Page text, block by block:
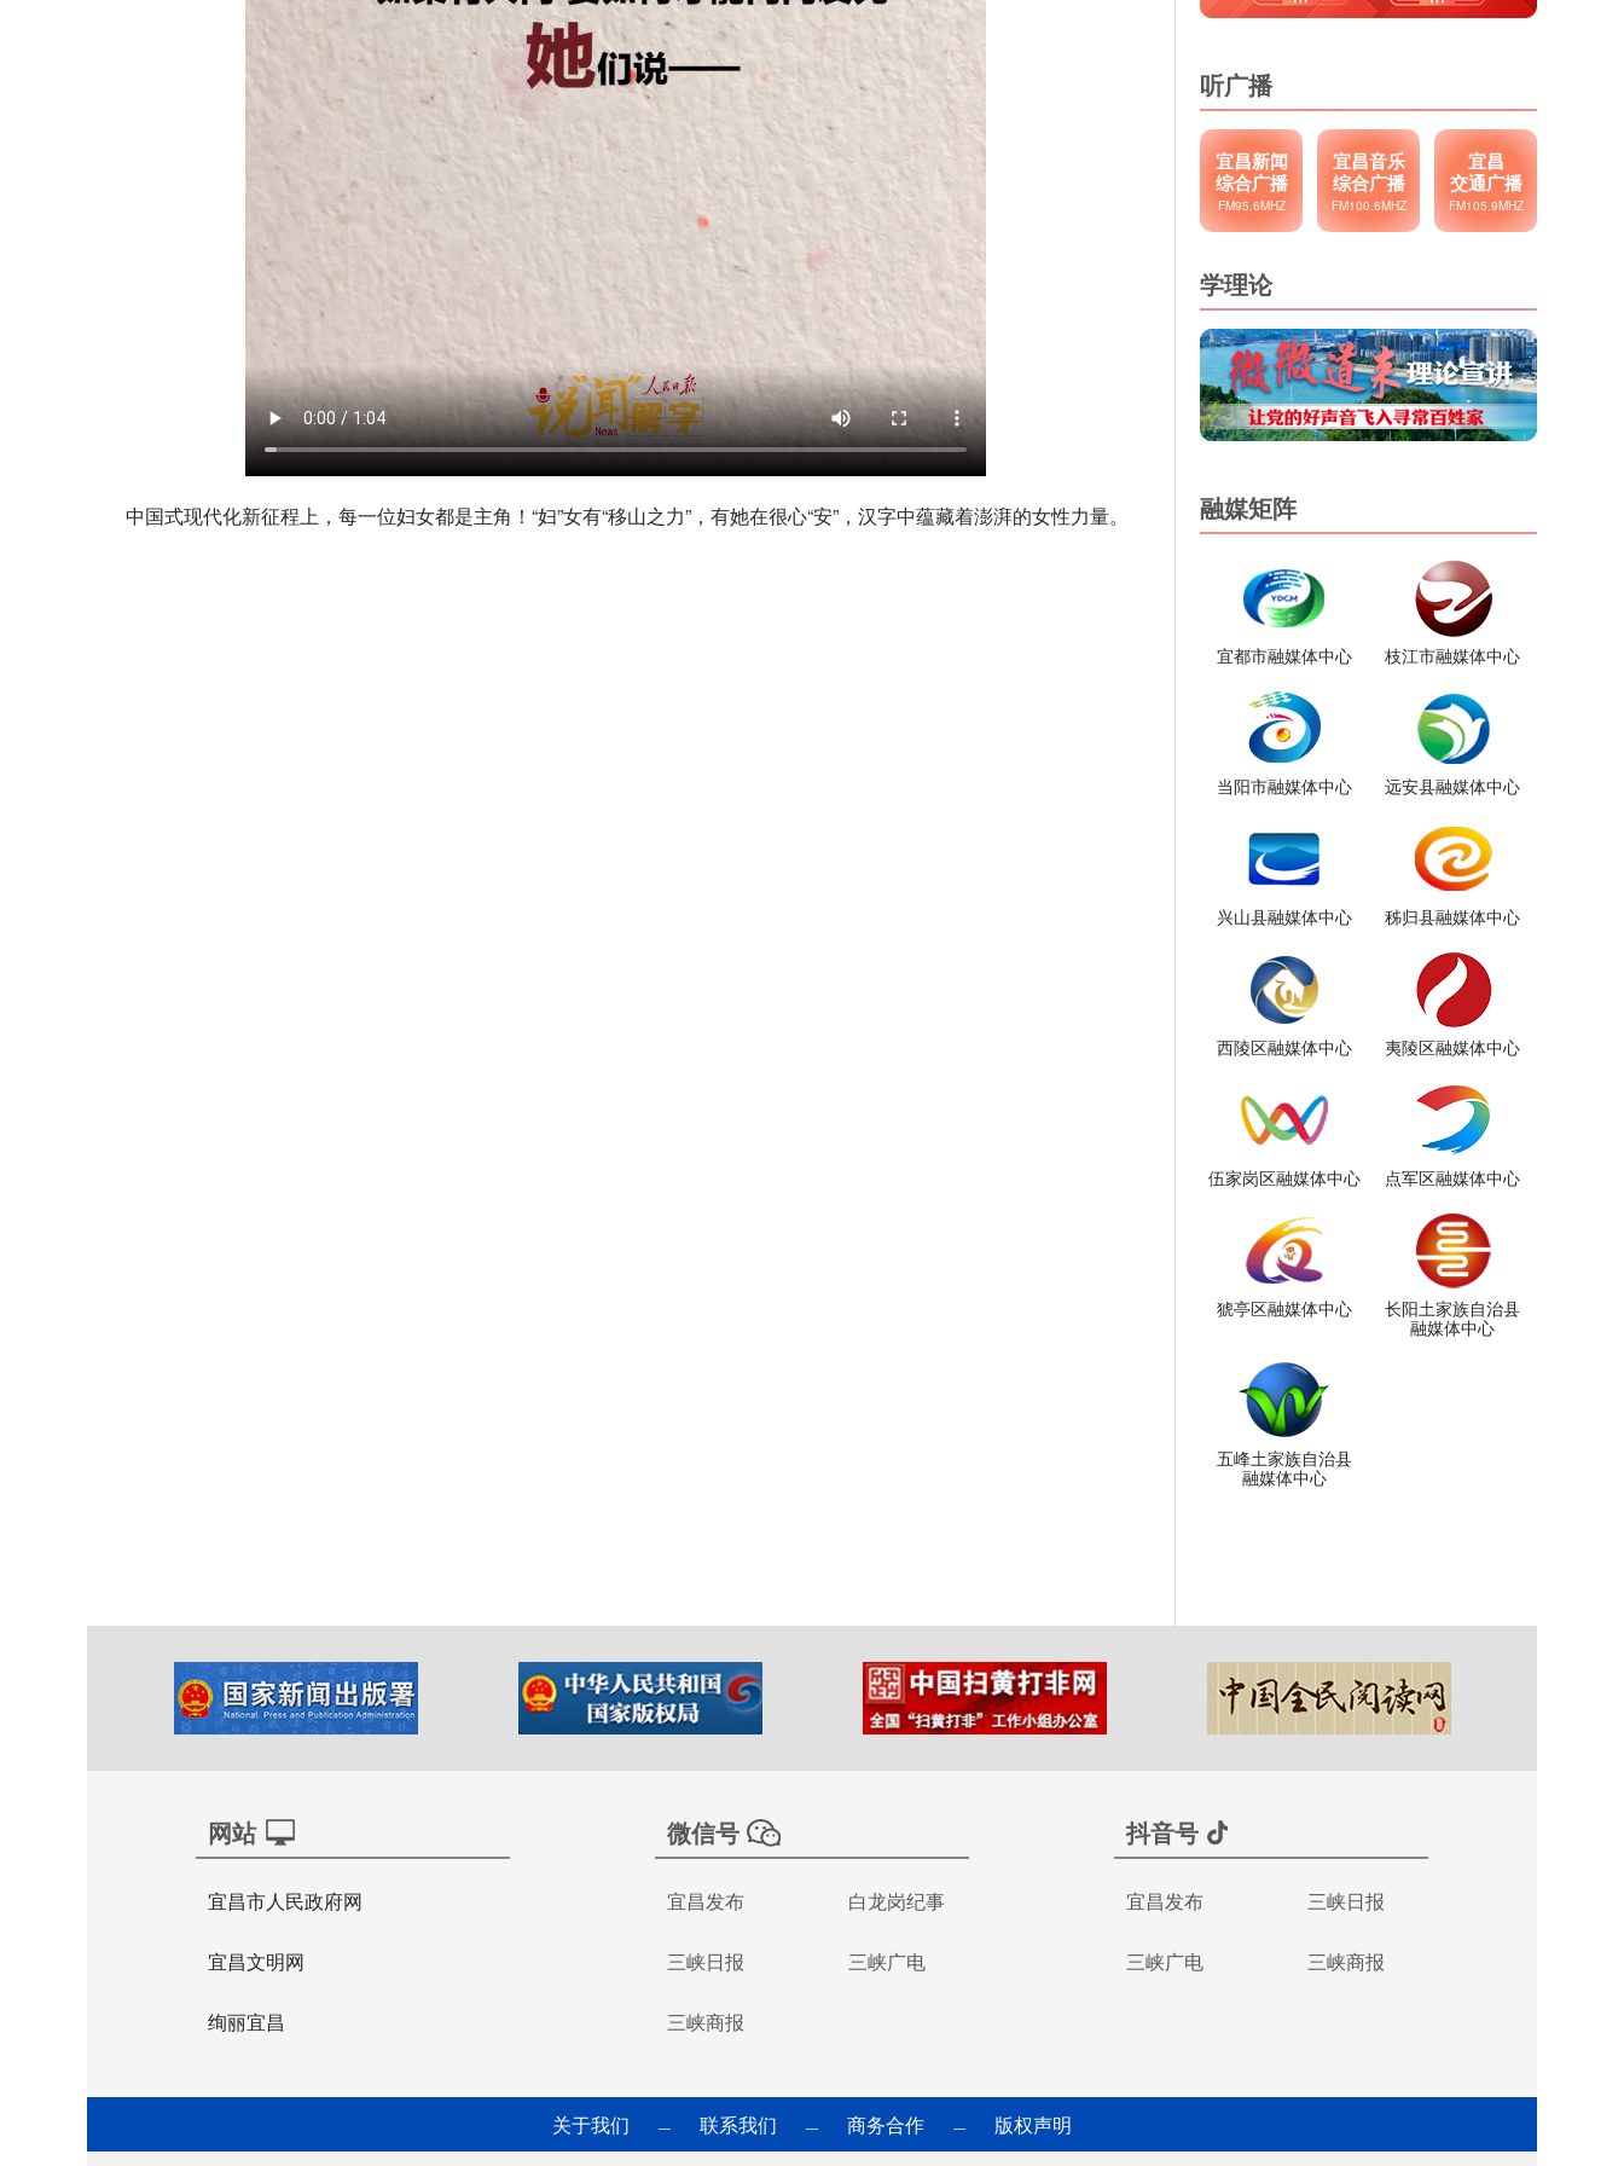
中国式现代化新征程上，每一位妇女都是主角！“妇”女有“移山之力”，有她在很心“安”，汉字中蕴藏着澎湃的女性力量。
听广播
宜昌新闻
综合广播
FM95.6MHZ
宜昌音乐
综合广播
FM100.6MHZ
宜昌
交通广播
FM105.9MHZ
学理论
融媒矩阵
宜都市融媒体中心 枝江市融媒体中心
当阳市融媒体中心 远安县融媒体中心
兴山县融媒体中心 秭归县融媒体中心
西陵区融媒体中心 夷陵区融媒体中心
伍家岗区融媒体中心 点军区融媒体中心
猇亭区融媒体中心
长阳土家族自治县
融媒体中心
五峰土家族自治县
融媒体中心
网站
宜昌市人民政府网
宜昌文明网
绚丽宜昌
微信号
宜昌发布 白龙岗纪事
三峡日报 三峡广电
三峡商报
抖音号
宜昌发布 三峡日报
三峡广电 三峡商报
关于我们 — 联系我们 — 商务合作 — 版权声明